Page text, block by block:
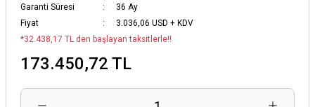
Garanti Süresi
36 Ay
Fiyat
3.036,06 USD + KDV
*32.438,17 TL den başlayan taksitlerle!!
173.450,72 TL